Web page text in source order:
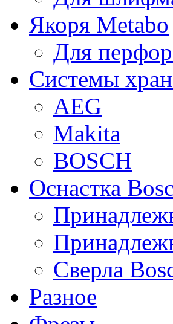
Якоря Metabo
Для
Системы
AEG
Makita
BOSCH
Оснастка
Сверла
Разное